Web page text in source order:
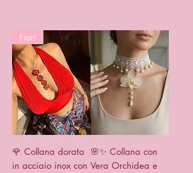
Fiori
🌹 Collana dorata
in acciaio inox con
🌸✨ Collana con
Vera Orchidea e